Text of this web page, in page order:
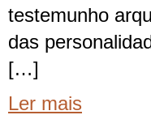
testemunho
das
[…]
Ler mais